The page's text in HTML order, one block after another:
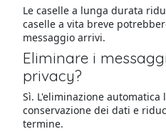
Le caselle a lunga durata
caselle a vita breve
messaggio arrivi.
Eliminare i
privacy?
Sì. L'eliminazione
conservazione dei dati e
termine.